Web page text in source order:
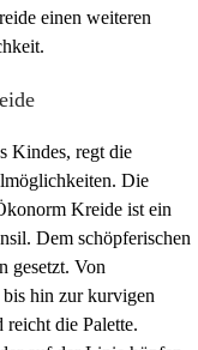
einen weiteren
Kindes, regt die
Die
Kreide ist ein
Dem schöpferischen
gesetzt. Von
hin zur kurvigen
die Palette.